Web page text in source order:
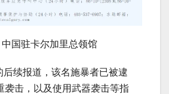
中国驻卡尔加里总领馆
续报道，该名施暴者已被逮
袭击，以及使用武器袭击等指